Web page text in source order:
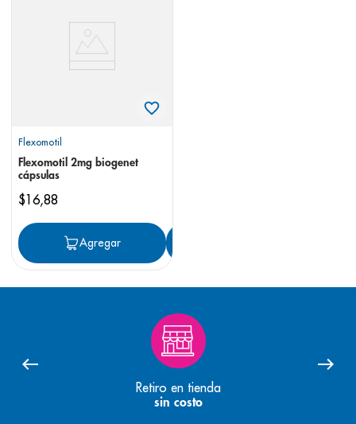
Flexomotil
Flexomotil 2mg biogenet
cápsulas
$16,88
Agregar
Retiro en tienda
sin costo
pediasure
panolini